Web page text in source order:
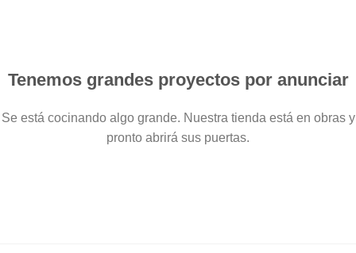
Tenemos grandes proyectos por anunciar
Se está cocinando algo grande. Nuestra tienda está en obras y
pronto abrirá sus puertas.